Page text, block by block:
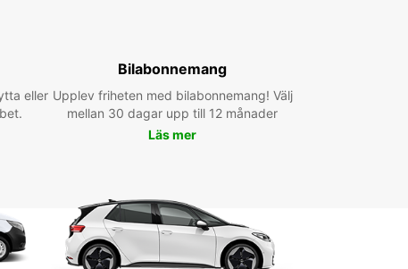
votre transportbil Europcar à Pratteln, partez à la
des merveilles de la région. Explorez le
château de Pratteln, datant du Moyen Âge,
vous une escapade naturelle dans la forêt
Que vous soyez seul, en famille ou entre
votre Transportbil à
dès aujourd'hui
eller
Bilabonnemang
Upplev friheten med bilabonnemang! Välj
mellan 30 dagar upp till 12 månader
Läs mer